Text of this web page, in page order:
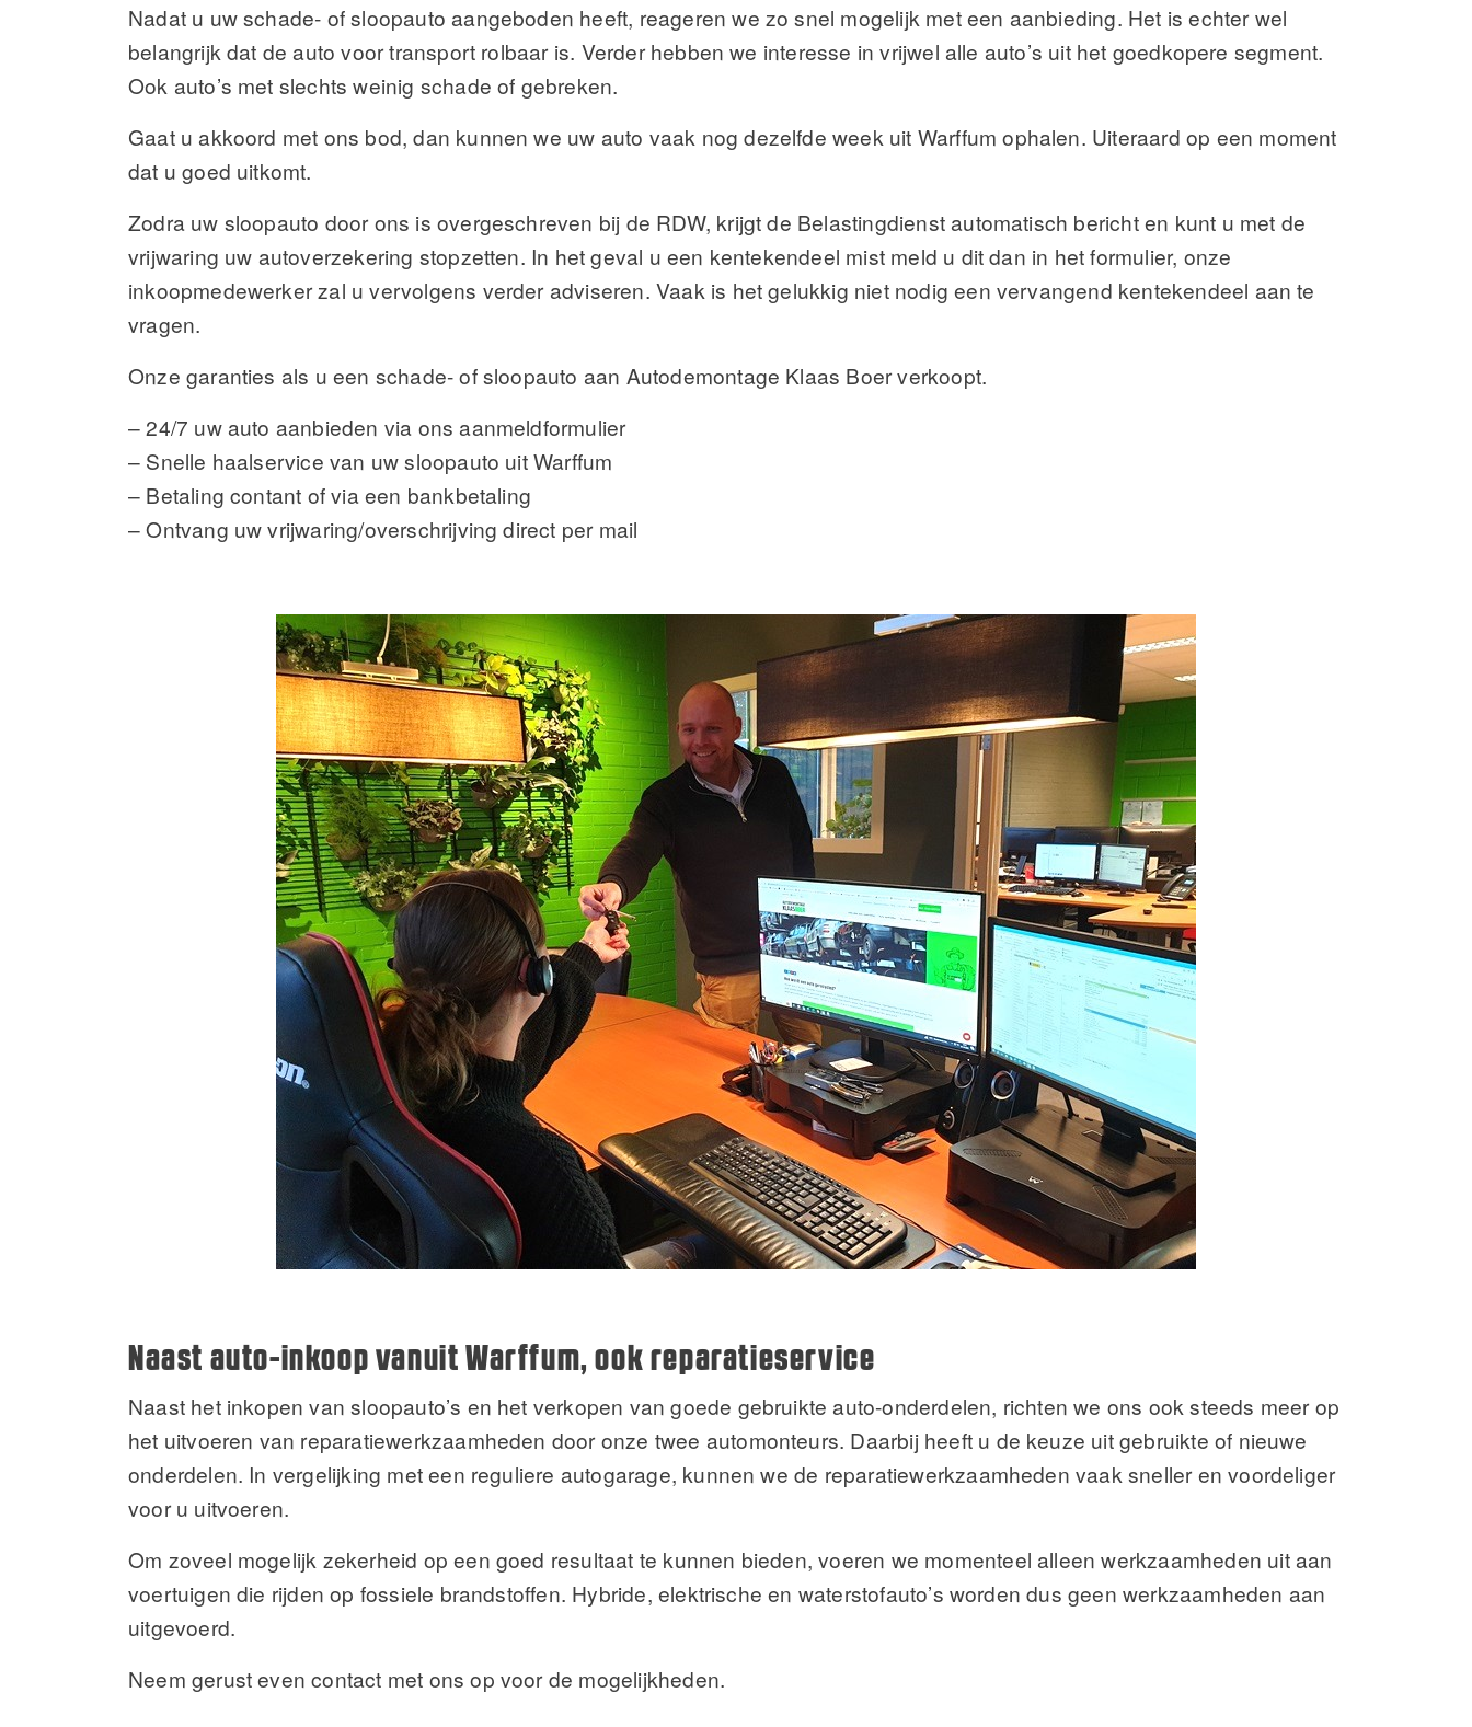
Nadat u uw schade- of sloopauto aangeboden heeft, reageren we zo snel mogelijk met een aanbieding. Het is echter wel
belangrijk dat de auto voor transport rolbaar is. Verder hebben we interesse in vrijwel alle auto’s uit het goedkopere segment.
Ook auto’s met slechts weinig schade of gebreken.
Gaat u akkoord met ons bod, dan kunnen we uw auto vaak nog dezelfde week uit Warffum ophalen. Uiteraard op een moment
dat u goed uitkomt.
Zodra uw sloopauto door ons is overgeschreven bij de RDW, krijgt de Belastingdienst automatisch bericht en kunt u met de
vrijwaring uw autoverzekering stopzetten. In het geval u een kentekendeel mist meld u dit dan in het formulier, onze
inkoopmedewerker zal u vervolgens verder adviseren. Vaak is het gelukkig niet nodig een vervangend kentekendeel aan te
vragen.
Onze garanties als u een schade- of sloopauto aan Autodemontage Klaas Boer verkoopt.
– 24/7 uw auto aanbieden via ons aanmeldformulier
– Snelle haalservice van uw sloopauto uit Warffum
– Betaling contant of via een bankbetaling
– Ontvang uw vrijwaring/overschrijving direct per mail
Naast auto-inkoop vanuit Warffum, ook reparatieservice
Naast het inkopen van sloopauto’s en het verkopen van goede gebruikte auto-onderdelen, richten we ons ook steeds meer op
het uitvoeren van reparatiewerkzaamheden door onze twee automonteurs. Daarbij heeft u de keuze uit gebruikte of nieuwe
onderdelen. In vergelijking met een reguliere autogarage, kunnen we de reparatiewerkzaamheden vaak sneller en voordeliger
voor u uitvoeren.
Om zoveel mogelijk zekerheid op een goed resultaat te kunnen bieden, voeren we momenteel alleen werkzaamheden uit aan
voertuigen die rijden op fossiele brandstoffen. Hybride, elektrische en waterstofauto’s worden dus geen werkzaamheden aan
uitgevoerd.
Neem gerust even contact met ons op voor de mogelijkheden.